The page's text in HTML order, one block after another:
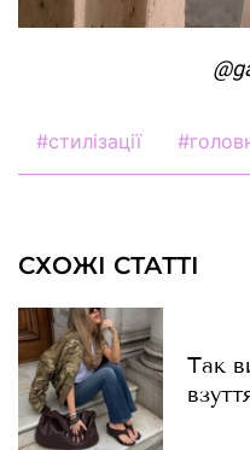
#стилізації #
СХОЖІ СТАТТІ
Так